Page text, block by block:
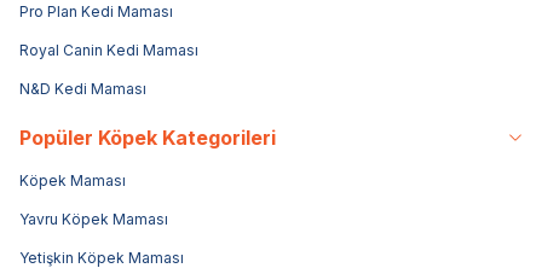
Pro Plan Kedi Maması
Royal Canin Kedi Maması
N&D Kedi Maması
Popüler Köpek Kategorileri
Köpek Maması
Yavru Köpek Maması
Yetişkin Köpek Maması